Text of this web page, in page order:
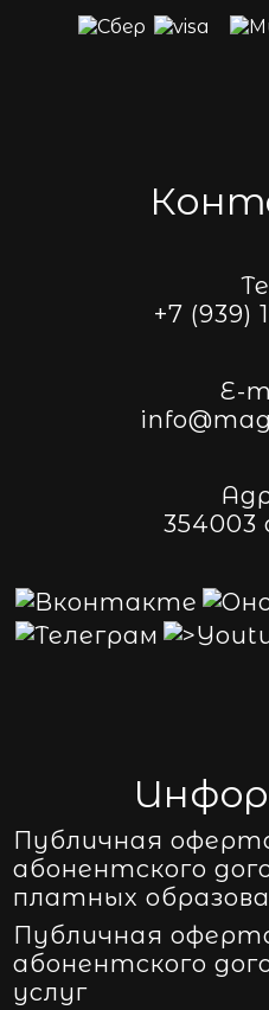
+7 (939)
E-
354003
Публичная
абонентского
платных
Публичная
абонентского
услуг